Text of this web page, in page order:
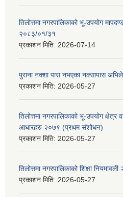
तिलोत्तमा नगरपालिकाको भू-उपयोग
२०८३/०१/३१
प्रकाशन मिति: 2026-07-14
पुराना नक्शा पास नभएका नक्सापास
प्रकाशन मिति: 2026-05-27
तिलोत्तमा नगरपालिकाको भू-उपयोग क्षेत्र
आधारहरु २०७९ (प्रथम संशोधन)
प्रकाशन मिति: 2026-05-27
तिलोत्तमा नगरपालिकाको शिक्षा
प्रकाशन मिति: 2026-05-27